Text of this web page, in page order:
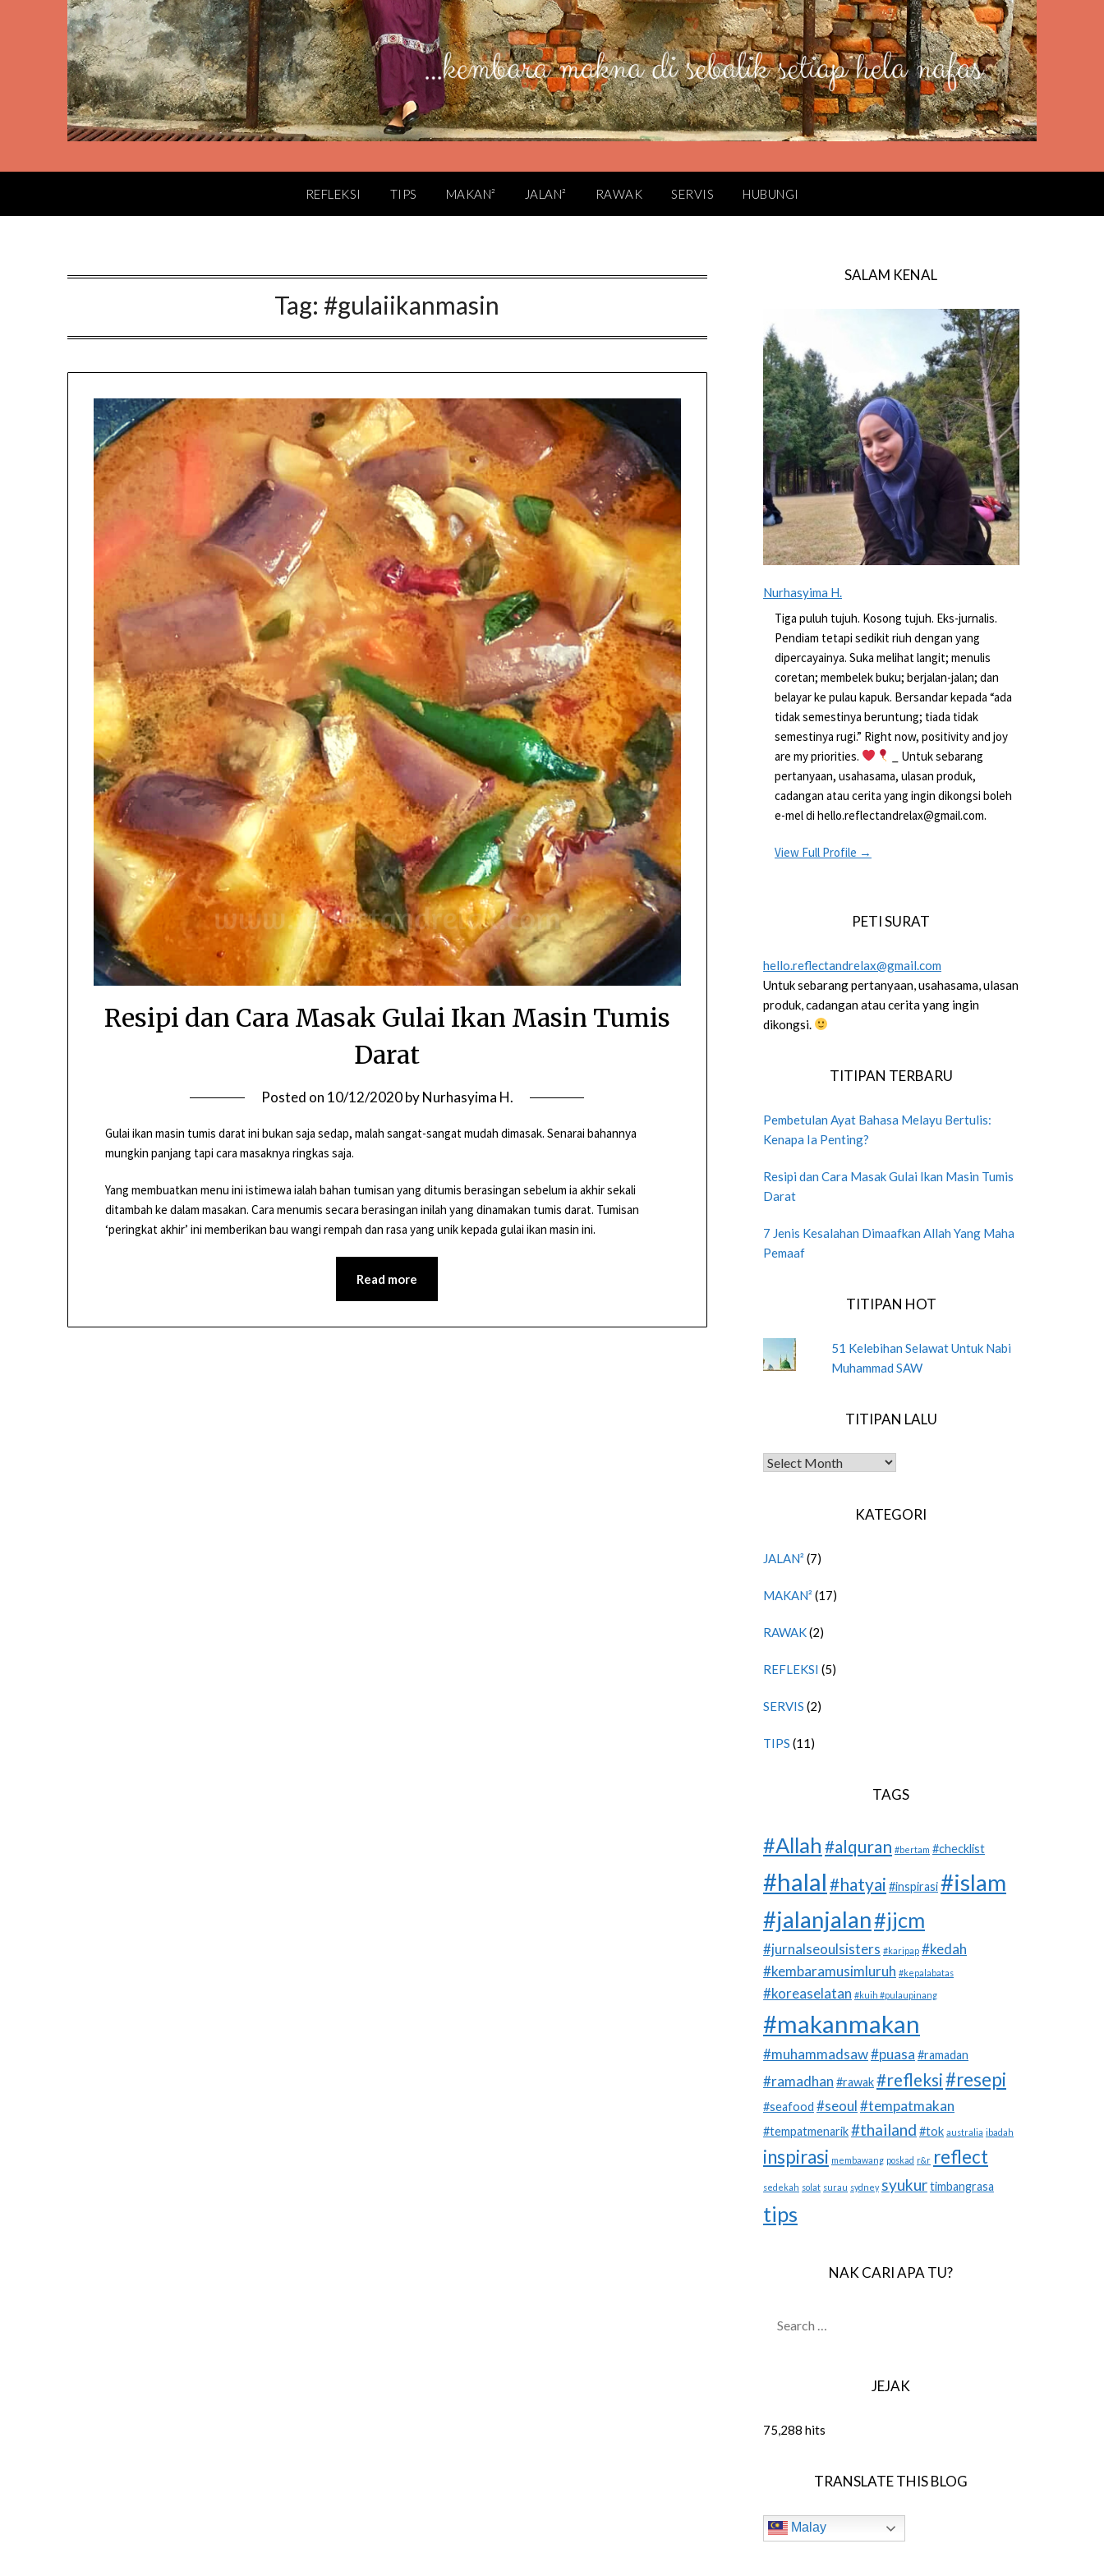
REFLEKSI TIPS MAKAN² JALAN² RAWAK SERVIS HUBUNGI
Tag:#gulaiikanmasin
Resipi dan Cara Masak Gulai Ikan Masin Tumis
Darat
Posted on 10/12/2020byNurhasyima H.
Gulai ikan masin tumis darat ini bukan saja sedap, malah sangat-sangat mudah dimasak. Senarai bahannya
mungkin panjang tapi cara masaknya ringkas saja.
Yang membuatkan menu ini istimewa ialah bahan tumisan yang ditumis berasingan sebelum ia akhir sekali
ditambah ke dalam masakan. Cara menumis secara berasingan inilah yang dinamakan tumis darat. Tumisan
‘peringkat akhir’ ini memberikan bau wangi rempah dan rasa yang unik kepada gulai ikan masin ini.
Read more
SALAM KENAL
Nurhasyima H.
Tiga puluh tujuh. Kosong tujuh. Eks-jurnalis.
Pendiam tetapi sedikit riuh dengan yang
dipercayainya. Suka melihat langit; menulis
coretan; membelek buku; berjalan-jalan; dan
belayar ke pulau kapuk. Bersandar kepada “ada
tidak semestinya beruntung; tiada tidak
semestinya rugi.” Right now, positivity and joy
are my priorities.
_ Untuk sebarang
pertanyaan, usahasama, ulasan produk,
cadangan atau cerita yang ingin dikongsi boleh
e-mel di hello.reflectandrelax@gmail.com.
View Full Profile →
PETI SURAT
hello.reflectandrelax@gmail.com
Untuk sebarang pertanyaan, usahasama, ulasan
produk, cadangan atau cerita yang ingin
dikongsi.
TITIPAN TERBARU
Pembetulan Ayat Bahasa Melayu Bertulis:
Kenapa Ia Penting?
Resipi dan Cara Masak Gulai Ikan Masin Tumis
Darat
7 Jenis Kesalahan Dimaafkan Allah Yang Maha
Pemaaf
TITIPAN HOT
51 Kelebihan Selawat Untuk Nabi
Muhammad SAW
TITIPAN LALU
TITIPAN LALU
KATEGORI
JALAN² (7)
MAKAN² (17)
RAWAK(2)
REFLEKSI (5)
SERVIS (2)
TIPS (11)
TAGS
#Allah #alquran #bertam #checklist
#halal #hatyai #inspirasi#islam
#jalanjalan#jjcm
#jurnalseoulsisters #karipap #kedah
#kembaramusimluruh #kepalabatas
#koreaselatan #kuih #pulaupinang
#makanmakan
#muhammadsaw#puasa #ramadan
#ramadhan #rawak#refleksi#resepi
#seafood #seoul#tempatmakan
#tempatmenarik#thailand #tok australia ibadah
inspirasi membawang poskad r&r reflect
sedekah solat surau sydney syukurtimbangrasa
tips
NAK CARI APA TU?
FOR:
JEJAK
75,288 hits
TRANSLATE THIS BLOG
Malay